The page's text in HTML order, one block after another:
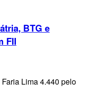
BTG e
FII
Lima 4.440 pelo